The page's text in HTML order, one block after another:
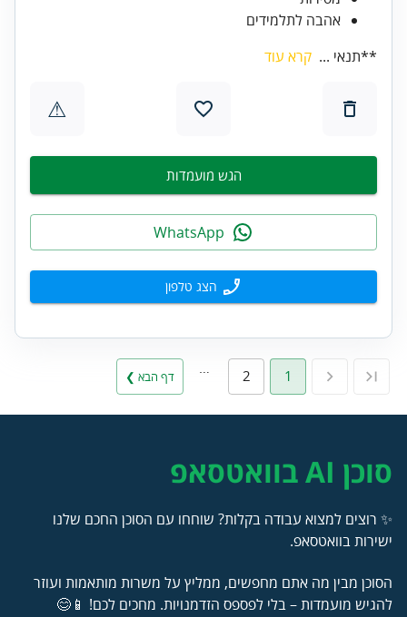
אהבה לתלמידים
**תנאי ... קרא עוד
⚠
הגש מועמדות
הצג טלפון
1
2 דף הבא ❯
סוכן AI בוואטסאפ
✨ רוצים למצוא עבודה בקלות? שוחחו עם הסוכן החכם שלנו
ישירות בוואטסאפ.
הסוכן מבין מה אתם מחפשים, ממליץ על משרות מותאמות ועוזר
להגיש מועמדות – בלי לפספס הזדמנויות. מחכים לכם! 📱😊